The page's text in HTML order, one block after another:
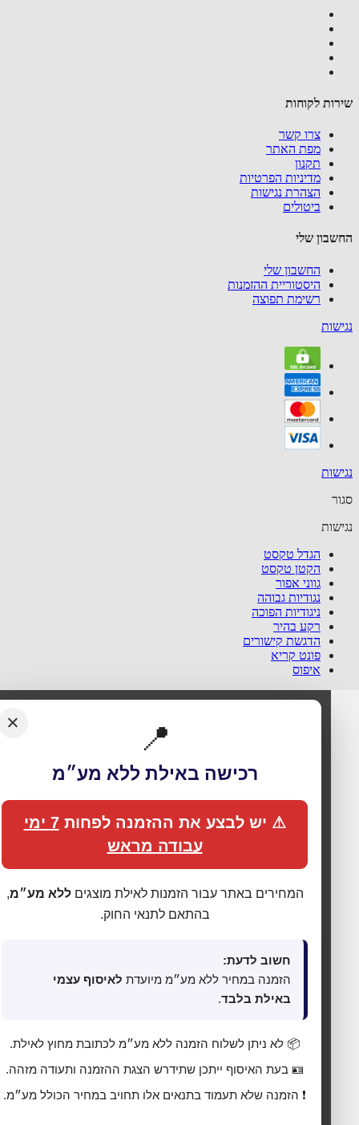
🍪 אנחנו משתמשים בעוגיות כדי לשפר את החוויה
התאמת תכנים ופרסום ממוקד. בלחיצה על
מסכים לכל הקטגוריות כמפורט ב מדיניות הפרטיות
. באפשרותך
לשנות העדפות בכל עת דרך
בתחתית האתר.
⚙ נהל העדפות פרטיות
לקוחות
צרו קשר
מפת האתר
תקנון
מדיניות הפרטיות
הצהרת נגישות
ביטולים
שלי
החשבון שלי
היסטוריית ההזמנות
רשימת תפוצה
הגדל טקסט
הקטן טקסט
גווני אפור
נגודיות גבוהה
ניגודיות הפוכה
רקע בהיר
הדגשת קישורים
פונט קריא
איפוס
📍
רכישה באילת ללא מע״מ
⚠ יש לבצע את ההזמנה לפחות 7 ימי
עבודה מראש
המחירים באתר עבור הזמנות לאילת מוצגיםללא מע״מ,
בהתאם לתנאי החוק.
חשוב לדעת:
הזמנה במחיר ללא מע״מ מיועדתלאיסוף עצמי
באילת בלבד.
📦 לא ניתן לשלוח הזמנה ללא מע״מ לכתובת מחוץ לאילת.
❗ הזמנה שלא תעמוד בתנאים אלו תחויב במחיר הכולל מע״מ.